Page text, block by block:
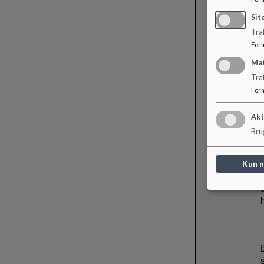
Kun